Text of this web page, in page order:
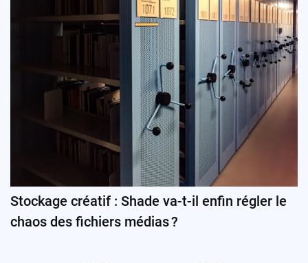
Stockage créatif : Shade va-t-il enfin régler le
chaos des fichiers médias ?